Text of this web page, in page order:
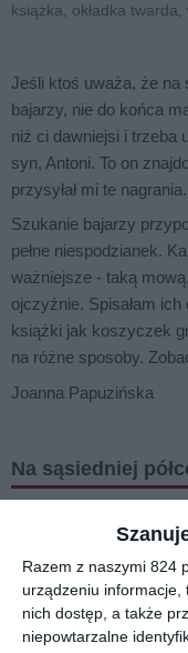
Razem z naszymi 824
urządzeniu informacje,
nich dostęp, a także
niepowtarzalne
książka, okładka twarda,
Jeśli ktoś uważa, że na
bajarzy, nie do końca
niż ci dawniejsi i trzeba
syn, Antoni. To on
przysyłał mi te nagrania.
Szukanie bajarzy
pełne niespodzianek.
ważniejsze - taką
ojczyźnie. Spisałam
książki jak koszyczek
na różne sposoby.
Joanna Papuzińska
Na sąsiedniej
[ książka, e-book ]
Nasza
[